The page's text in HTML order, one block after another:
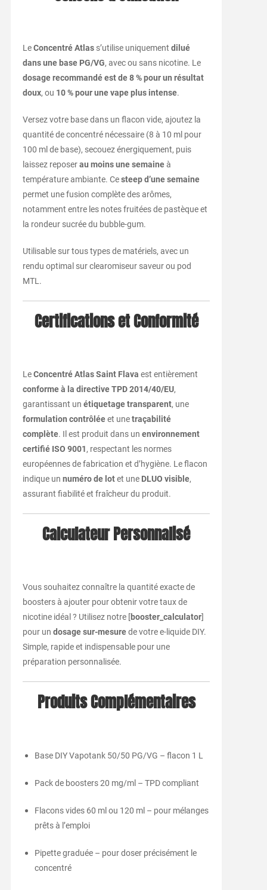
LeConcentré Atlass’utilise uniquement dilué
dans une base PG/VG, avec ou sans nicotine. Le
dosage recommandé est de 8 % pour un résultat
doux, ou 10 % pour une vape plus intense.
Versez votre base dans un flacon vide, ajoutez la
quantité de concentré nécessaire (8 à 10 ml pour
100 ml de base), secouez énergiquement, puis
laissez reposerau moins une semaineà
température ambiante. Cesteep d’une semaine
permet une fusion complète des arômes,
notamment entre les notes fruitées de pastèque et
la rondeur sucrée du bubble-gum.
Utilisable sur tous types de matériels, avec un
rendu optimal sur clearomiseur saveur ou pod
MTL.
Certifications et Conformité
LeConcentré Atlas Saint Flava est entièrement
conforme à la directive TPD 2014/40/EU,
garantissant un étiquetage transparent, une
formulation contrôléeet unetraçabilité
complète. Il est produit dans un environnement
certifié ISO 9001, respectant les normes
européennes de fabrication et d’hygiène. Le flacon
indique un numéro de lotet une DLUO visible,
assurant fiabilité et fraîcheur du produit.
Calculateur Personnalisé
Vous souhaitez connaître la quantité exacte de
boosters à ajouter pour obtenir votre taux de
nicotine idéal ? Utilisez notre [booster_calculator]
pour un dosage sur-mesurede votre e-liquide DIY.
Simple, rapide et indispensable pour une
préparation personnalisée.
Produits Complémentaires
Base DIY Vapotank 50/50 PG/VG – flacon 1 L
Pack de boosters 20 mg/ml – TPD compliant
Flacons vides 60 ml ou 120 ml – pour mélanges
prêts à l’emploi
Pipette graduée – pour doser précisément le
concentré